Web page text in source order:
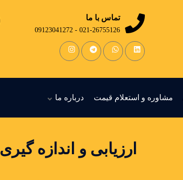
تماس با ما
021-26755126 - 09123041272
مشاوره و استعلام قیمت درباره ما
ارزیابی و اندازه گیری